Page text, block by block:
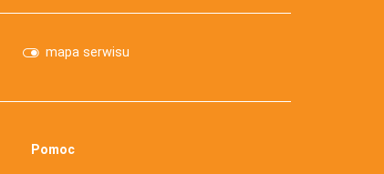
mapa serwisu
Pomoc